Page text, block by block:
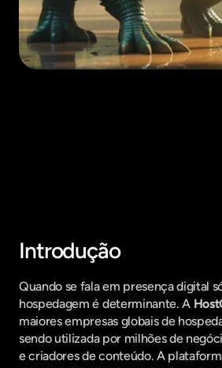
Introdução
Quando se fala em presença digital
hospedagem é determinante. A
maiores empresas globais de
sendo utilizada por milhões de
e criadores de conteúdo. A